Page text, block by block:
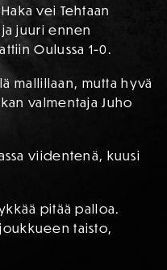
vei Tehtaan
juuri ennen
Oulussa 1-0.
mallillaan, mutta hyvä
valmentaja Juho
viidentenä, kuusi
pitää palloa.
taisto,